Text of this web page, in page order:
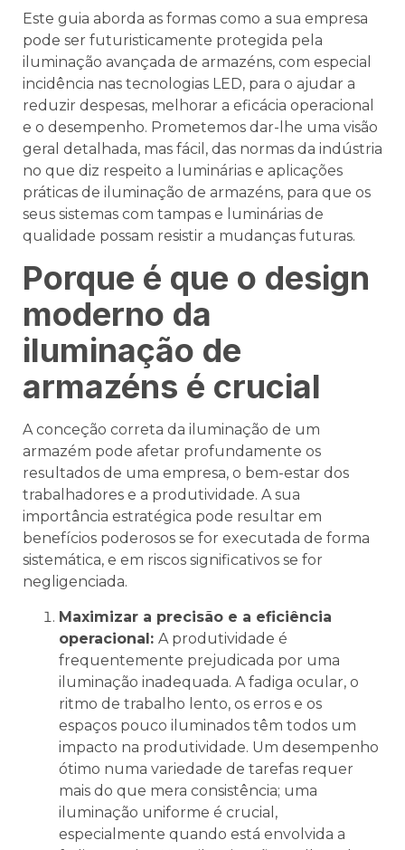
Este guia aborda as formas como a sua empresa
pode ser futuristicamente protegida pela
iluminação avançada de armazéns, com especial
incidência nas tecnologias LED, para o ajudar a
reduzir despesas, melhorar a eficácia operacional
e o desempenho. Prometemos dar-lhe uma visão
geral detalhada, mas fácil, das normas da indústria
no que diz respeito a luminárias e aplicações
práticas de iluminação de armazéns, para que os
seus sistemas com tampas e luminárias de
qualidade possam resistir a mudanças futuras.
Porque é que o design
moderno da
iluminação de
armazéns é crucial
A conceção correta da iluminação de um
armazém pode afetar profundamente os
resultados de uma empresa, o bem-estar dos
trabalhadores e a produtividade. A sua
importância estratégica pode resultar em
benefícios poderosos se for executada de forma
sistemática, e em riscos significativos se for
negligenciada.
Maximizar a precisão e a eficiência
operacional: A produtividade é
frequentemente prejudicada por uma
iluminação inadequada. A fadiga ocular, o
ritmo de trabalho lento, os erros e os
espaços pouco iluminados têm todos um
impacto na produtividade. Um desempenho
ótimo numa variedade de tarefas requer
mais do que mera consistência; uma
iluminação uniforme é crucial,
especialmente quando está envolvida a